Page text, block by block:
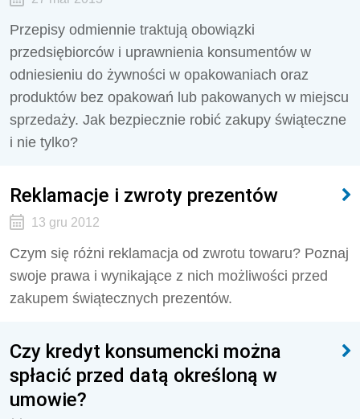
Przepisy odmiennie traktują obowiązki
przedsiębiorców i uprawnienia konsumentów w
odniesieniu do żywności w opakowaniach oraz
produktów bez opakowań lub pakowanych w miejscu
sprzedaży. Jak bezpiecznie robić zakupy świąteczne
i nie tylko?
Reklamacje i zwroty prezentów
13 gru 2012
Czym się różni reklamacja od zwrotu towaru? Poznaj
swoje prawa i wynikające z nich możliwości przed
zakupem świątecznych prezentów.
Czy kredyt konsumencki można
spłacić przed datą określoną w
umowie?